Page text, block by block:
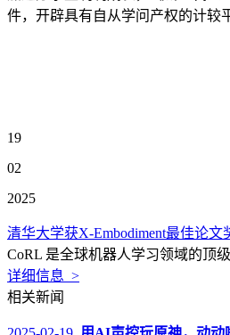
件，开辟具有自从学问产权的计较
19
02
2025
清华大学获X-Embodiment最佳论文
CoRL 是全球机器人学习领域的顶
详细信息 >
相关新闻